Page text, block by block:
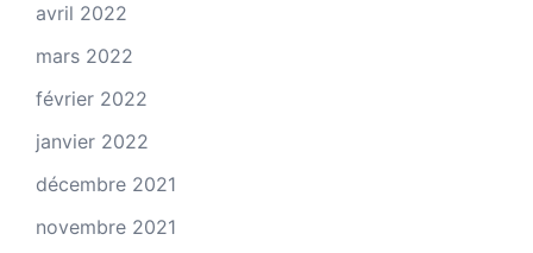
avril 2022
mars 2022
février 2022
janvier 2022
décembre 2021
novembre 2021